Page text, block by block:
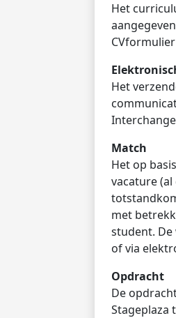
Het
Het
Match
Het op
vacature
met
student.
of via
Opdracht
De
Stageplaza